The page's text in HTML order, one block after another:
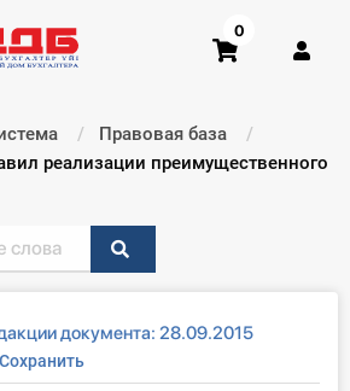
0
Правовая база
реализации преимущественного
документа: 28.09.2015
Сохранить